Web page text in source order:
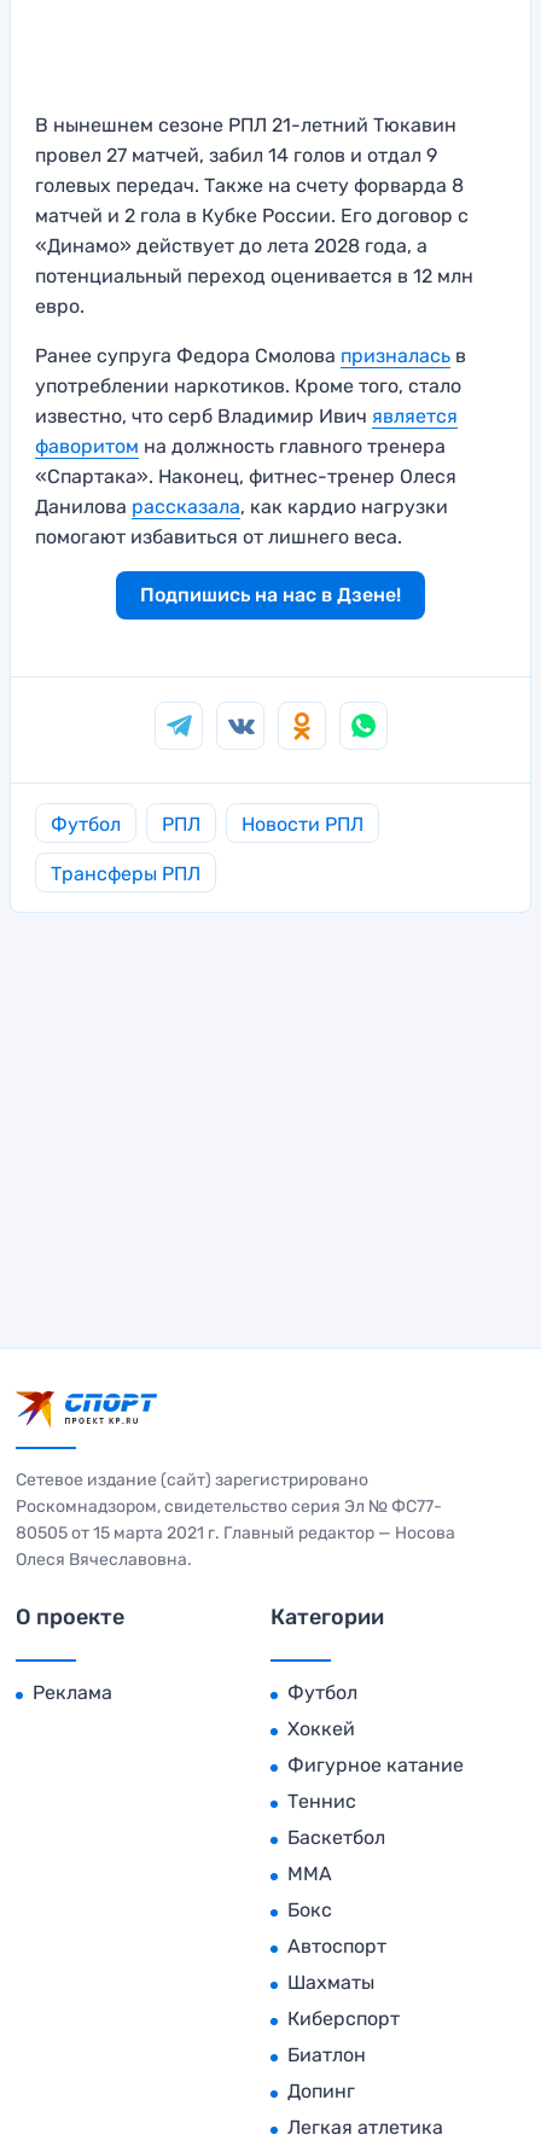
В нынешнем сезоне РПЛ 21-летний Тюкавин
провел 27 матчей, забил 14 голов и отдал 9
голевых передач. Также на счету форварда 8
матчей и 2 гола в Кубке России. Его договор с
«Динамо» действует до лета 2028 года, а
потенциальный переход оценивается в 12 млн
евро.
Ранее супруга Федора Смолова призналась в
употреблении наркотиков. Кроме того, стало
известно, что серб Владимир Ивич является
фаворитом на должность главного тренера
«Спартака». Наконец, фитнес-тренер Олеся
Данилова рассказала, как кардио нагрузки
помогают избавиться от лишнего веса.
Подпишись на нас в Дзене!
Футбол РПЛ Новости РПЛ
Трансферы РПЛ
Сетевое издание (сайт) зарегистрировано
Роскомнадзором, свидетельство серия Эл № ФС77-
80505 от 15 марта 2021 г. Главный редактор — Носова
Олеся Вячеславовна.
О проекте
Реклама
Категории
Футбол
Хоккей
Фигурное катание
Теннис
Баскетбол
MMA
Бокс
Автоспорт
Шахматы
Киберспорт
Биатлон
Допинг
Легкая атлетика